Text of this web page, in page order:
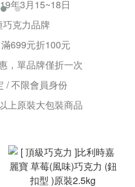
年3月15~18日
克力品牌
699元折100元
，單品牌僅折一次
/ 不限會員身份
上原裝大包裝商品